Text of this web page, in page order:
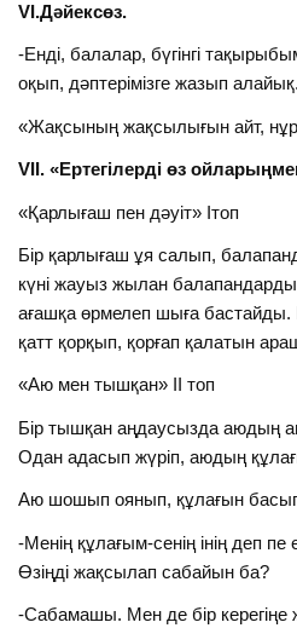
VІ.Дәйексөз.
-Енді, балалар, бүгінгі
оқып, дәптерімізге жазып алайық.
«Жақсының жақсылығын айт,
VІІ. «Ертегілерді өз
«Қарлығаш пен дәуіт» Ітоп
Бір қарлығаш ұя салып,
күні жауыз жылан балапандарды
ағашқа өрмелеп шыға
қатт қорқып, қорғап қалатын
«Аю мен тышқан» ІІ топ
Бір тышқан аңдаусызда аюдың
Одан адасып жүріп, аюдың
Аю шошып оянып, құлағын
-Менің құлағым-сенің інің деп
Өзіңді жақсылап сабайын ба?
-Сабамашы. Мен де бір керегіңе